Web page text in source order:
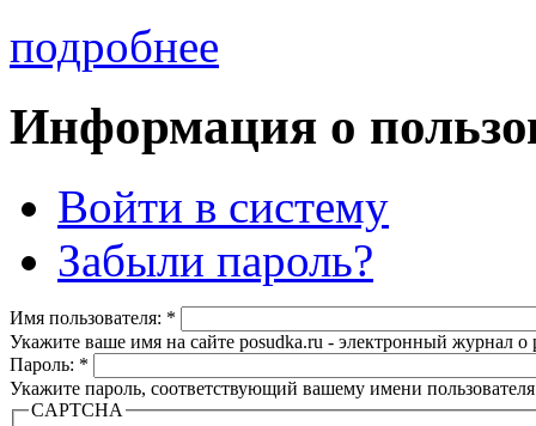
подробнее
Информация о
Войти в систему
Забыли пароль?
Имя пользователя: *
Укажите ваше имя на сайте posudka.ru - электронный журнал
Пароль: *
Укажите пароль, соответствующий вашему имени
CAPTCHA